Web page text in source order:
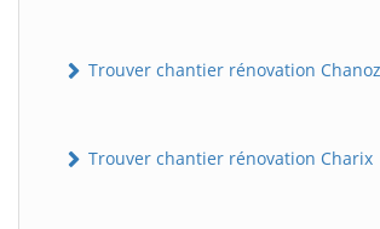
Trouver chantier rénovation
Trouver chantier rénovation Charix